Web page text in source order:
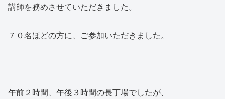
講師を務めさせていただきました。
７０名ほどの方に、ご参加いただきました。
午前２時間、午後３時間の長丁場でしたが、